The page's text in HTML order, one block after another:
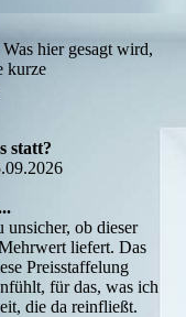
hier gesagt wird,
kurze
statt?
ob dieser
liefert. Das
Preisstaffelung
für das, was ich
die da reinfließt.